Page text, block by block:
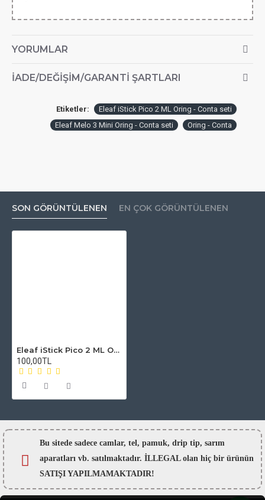
YORUMLAR
İADE/DEĞIŞIM/GARANTI ŞARTLARI
Etiketler:
Eleaf iStick Pico 2 ML Oring - Conta seti
Eleaf Melo 3 Mini Oring - Conta seti
Oring - Conta
SON GÖRÜNTÜLENEN EN ÇOK GÖRÜNTÜLENEN
Eleaf iStick Pico 2 ML Oring - Conta seti
100,00TL
Bu sitede sadece camlar, tel, pamuk, drip tip, sarım
aparatları vb. satılmaktadır. İLLEGAL olan hiç bir ürünün
SATIŞI YAPILMAMAKTADIR!